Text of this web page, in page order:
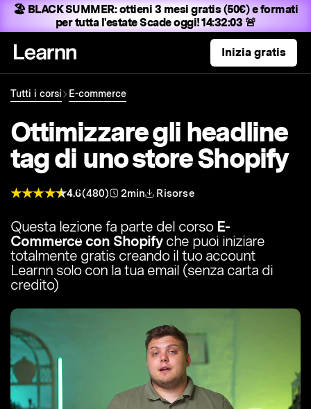
🏖️ BLACK SUMMER:ottieni 3 mesi gratis (50€) e formati
per tutta l'estateScade oggi! 14:32:01 🚨
Inizia gratis
Tutti i corsi E-commerce
Ottimizzare gli headline
tag di uno store Shopify
4.6(480) 2min Risorse
Questa lezione fa parte del corso E-
Commerce con Shopifyche puoi iniziare
totalmente gratis creando il tuo account
Learnn solo con la tua email (senza carta di
credito)